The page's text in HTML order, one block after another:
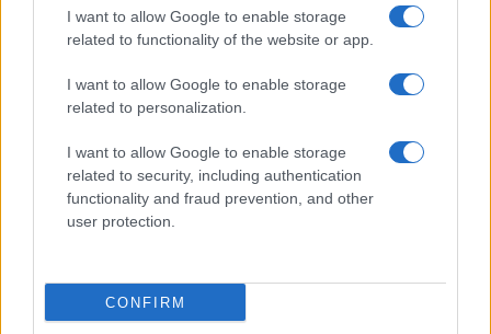
I want to allow Google to enable storage
related to functionality of the website or app.
I want to allow Google to enable storage
related to personalization.
I want to allow Google to enable storage
related to security, including authentication
functionality and fraud prevention, and other
user protection.
CONFIRM